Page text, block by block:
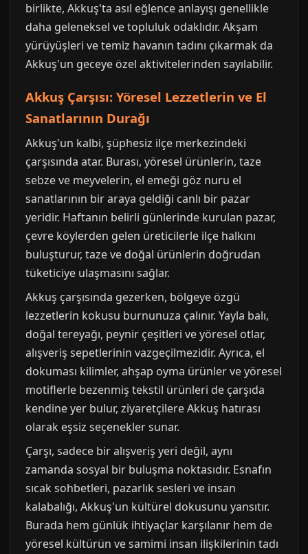
birlikte, Akkuş'ta asıl eğlence anlayışı genellikle
daha geleneksel ve topluluk odaklıdır. Akşam
yürüyüşleri ve temiz havanın tadını çıkarmak da
Akkuş'un geceye özel aktivitelerinden sayılabilir.
Akkuş Çarşısı: Yöresel Lezzetlerin ve El
Sanatlarının Durağı
Akkuş'un kalbi, şüphesiz ilçe merkezindeki
çarşısında atar. Burası, yöresel ürünlerin, taze
sebze ve meyvelerin, el emeği göz nuru el
sanatlarının bir araya geldiği canlı bir pazar
yeridir. Haftanın belirli günlerinde kurulan pazar,
çevre köylerden gelen üreticilerle ilçe halkını
buluşturur, taze ve doğal ürünlerin doğrudan
tüketiciye ulaşmasını sağlar.
Akkuş çarşısında gezerken, bölgeye özgü
lezzetlerin kokusu burnunuza çalınır. Yayla balı,
doğal tereyağı, peynir çeşitleri ve yöresel otlar,
alışveriş sepetlerinin vazgeçilmezidir. Ayrıca, el
dokuması kilimler, ahşap oyma ürünler ve yöresel
motiflerle bezenmiş tekstil ürünleri de çarşıda
kendine yer bulur, ziyaretçilere Akkuş hatırası
olarak eşsiz seçenekler sunar.
Çarşı, sadece bir alışveriş yeri değil, aynı
zamanda sosyal bir buluşma noktasıdır. Esnafın
sıcak sohbetleri, pazarlık sesleri ve insan
kalabalığı, Akkuş'un kültürel dokusunu yansıtır.
Burada hem günlük ihtiyaçlar karşılanır hem de
yöresel kültürün ve samimi insan ilişkilerinin tadı